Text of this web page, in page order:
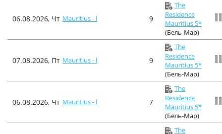
06.08.2026, Чт Mauritius - l 9
The
Residence
Mauritius 5*
(Бель-Мар)
07.08.2026, Пт Mauritius - l 9
The
Residence
Mauritius 5*
(Бель-Мар)
06.08.2026, Чт Mauritius - l 7
The
Residence
Mauritius 5*
(Бель-Мар)
The